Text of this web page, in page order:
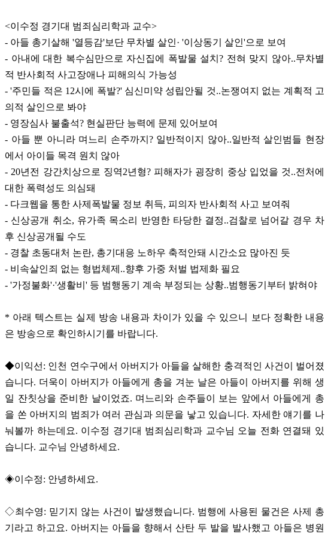
<이수정 경기대 범죄심리학과 교수>
- 아들 총기살해 '열등감'보단 무차별 살인· '이상동기 살인'으로 보여
- 아내에 대한 복수심만으로 자신집에 폭발물 설치? 전혀 맞지 않아..무차별
적 반사회적 사고장애나 피해의식 가능성
- '주민들 적은 12시에 폭발?' 심신미약 성립안될 것..논쟁여지 없는 계획적 고
의적 살인으로 봐야
- 영장심사 불출석? 현실판단 능력에 문제 있어보여
- 아들 뿐 아니라 며느리 손주까지? 일반적이지 않아..일반적 살인범들 현장
에서 아이들 목격 원치 않아
- 20년전 강간치상으로 징역2년형? 피해자가 굉장히 중상 입었을 것..전처에
대한 폭력성도 의심돼
- 다크웹을 통한 사제폭발물 정보 취득, 피의자 반사회적 사고 보여줘
- 신상공개 취소, 유가족 목소리 반영한 타당한 결정..검찰로 넘어갈 경우 차
후 신상공개될 수도
- 경찰 초동대처 논란, 총기대응 노하우 축적안돼 시간소요 많아진 듯
- 비속살인죄 없는 형법체제..향후 가중 처벌 법제화 필요
- '가정불화'·'생활비' 등 범행동기 계속 부정되는 상황..범행동기부터 밝혀야
* 아래 텍스트는 실제 방송 내용과 차이가 있을 수 있으니 보다 정확한 내용
은 방송으로 확인하시기를 바랍니다.
◆이익선: 인천 연수구에서 아버지가 아들을 살해한 충격적인 사건이 벌어졌
습니다. 더욱이 아버지가 아들에게 총을 겨눈 날은 아들이 아버지를 위해 생
일 잔칫상을 준비한 날이었죠. 며느리와 손주들이 보는 앞에서 아들에게 총
을 쏜 아버지의 범죄가 여러 관심과 의문을 낳고 있습니다. 자세한 얘기를 나
눠볼까 하는데요. 이수정 경기대 범죄심리학과 교수님 오늘 전화 연결돼 있
습니다. 교수님 안녕하세요.
◈이수정: 안녕하세요.
◇최수영: 믿기지 않는 사건이 발생했습니다. 범행에 사용된 물건은 사제 총
기라고 하고요. 아버지는 아들을 향해서 산탄 두 발을 발사했고 아들은 병원